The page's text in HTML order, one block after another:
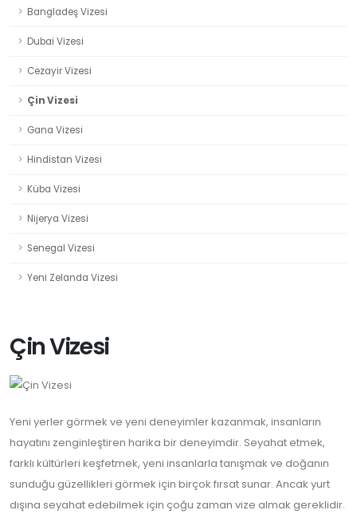
Bangladeş Vizesi
Dubai Vizesi
Cezayir Vizesi
Çin Vizesi
Gana Vizesi
Hindistan Vizesi
Küba Vizesi
Nijerya Vizesi
Senegal Vizesi
Yeni Zelanda Vizesi
Çin Vizesi
Yeni yerler görmek ve yeni deneyimler kazanmak, insanların
hayatını zenginleştiren harika bir deneyimdir. Seyahat etmek,
farklı kültürleri keşfetmek, yeni insanlarla tanışmak ve doğanın
sunduğu güzellikleri görmek için birçok fırsat sunar. Ancak yurt
dışına seyahat edebilmek için çoğu zaman vize almak gereklidir.